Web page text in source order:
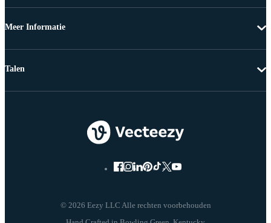
Meer Informatie
© 2026 Eezy LLC Alle rechten voorbehouden
Talen